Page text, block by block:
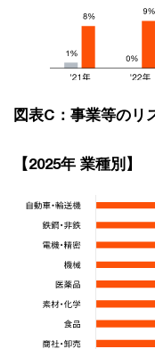
図表C：事業等のリ
【2025年 業種別】